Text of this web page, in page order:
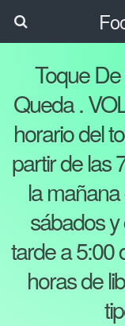
Toque
Queda .
horario del
partir de las
la
sábados
tarde a 5:00
horas de